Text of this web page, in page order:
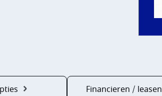
Financieren / leasen